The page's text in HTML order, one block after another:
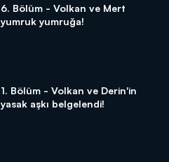
6. Bölüm - Volkan ve Mert
yumruk yumruğa!
1. Bölüm - Volkan ve Derin'in
yasak aşkı belgelendi!